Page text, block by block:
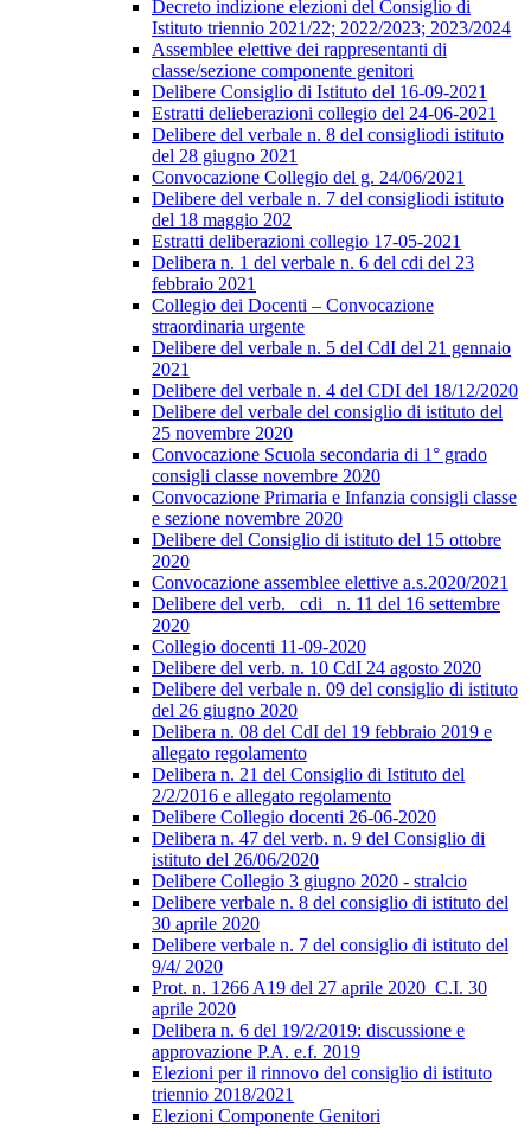
Decreto indizione elezioni del Consiglio di
Istituto triennio 2021/22; 2022/2023; 2023/2024
Assemblee elettive dei rappresentanti di
classe/sezione componente genitori
Delibere Consiglio di Istituto del 16-09-2021
Estratti delieberazioni collegio del 24-06-2021
Delibere del verbale n. 8 del consigliodi istituto
del 28 giugno 2021
Convocazione Collegio del g. 24/06/2021
Delibere del verbale n. 7 del consigliodi istituto
del 18 maggio 202
Estratti deliberazioni collegio 17-05-2021
Delibera n. 1 del verbale n. 6 del cdi del 23
febbraio 2021
Collegio dei Docenti – Convocazione
straordinaria urgente
Delibere del verbale n. 5 del CdI del 21 gennaio
2021
Delibere del verbale n. 4 del CDI del 18/12/2020
Delibere del verbale del consiglio di istituto del
25 novembre 2020
Convocazione Scuola secondaria di 1° grado
consigli classe novembre 2020
Convocazione Primaria e Infanzia consigli classe
e sezione novembre 2020
Delibere del Consiglio di istituto del 15 ottobre
2020
Convocazione assemblee elettive a.s.2020/2021
Delibere del verb._ cdi_ n. 11 del 16 settembre
2020
Collegio docenti 11-09-2020
Delibere del verb. n. 10 CdI 24 agosto 2020
Delibere del verbale n. 09 del consiglio di istituto
del 26 giugno 2020
Delibera n. 08 del CdI del 19 febbraio 2019 e
allegato regolamento
Delibera n. 21 del Consiglio di Istituto del
2/2/2016 e allegato regolamento
Delibere Collegio docenti 26-06-2020
Delibera n. 47 del verb. n. 9 del Consiglio di
istituto del 26/06/2020
Delibere Collegio 3 giugno 2020 - stralcio
Delibere verbale n. 8 del consiglio di istituto del
30 aprile 2020
Delibere verbale n. 7 del consiglio di istituto del
9/4/ 2020
Prot. n. 1266 A19 del 27 aprile 2020_C.I. 30
aprile 2020
Delibera n. 6 del 19/2/2019: discussione e
approvazione P.A. e.f. 2019
Elezioni per il rinnovo del consiglio di istituto
triennio 2018/2021
Elezioni Componente Genitori